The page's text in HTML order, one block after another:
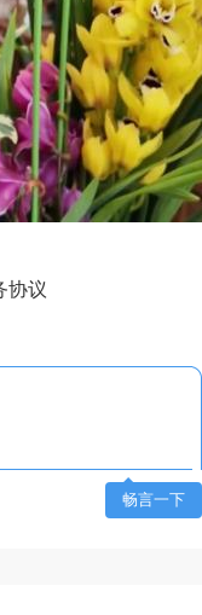
协议
畅言一下